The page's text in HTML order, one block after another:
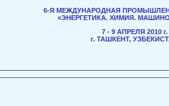
6-Я МЕЖДУНАРОДНАЯ
«ЭНЕРГЕТИКА. ХИМИЯ.
7 - 9 АПРЕЛЯ 2010 г.
г. ТАШКЕНТ,